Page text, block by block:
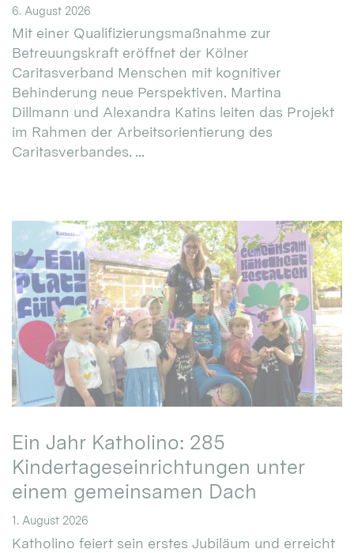
6. August 2026
Mit einer Qualifizierungsmaßnahme zur
Betreuungskraft eröffnet der Kölner
Caritasverband Menschen mit kognitiver
Behinderung neue Perspektiven. Martina
Dillmann und Alexandra Katins leiten das Projekt
im Rahmen der Arbeitsorientierung des
Caritasverbandes. ...
Ein Jahr Katholino: 285
Kindertageseinrichtungen unter
einem gemeinsamen Dach
1. August 2026
Katholino feiert sein erstes Jubiläum und erreicht